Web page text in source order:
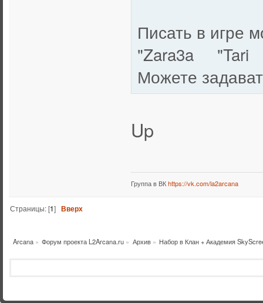
Писать в игре
"Zara3a "Tari
Можете
Up
Группа в ВКhttps://vk.com/la2arcana
Страницы: [1]Вверх
Arcana» Форум проекта L2Arcana.ru » Архив» Набор в Клан + Академия